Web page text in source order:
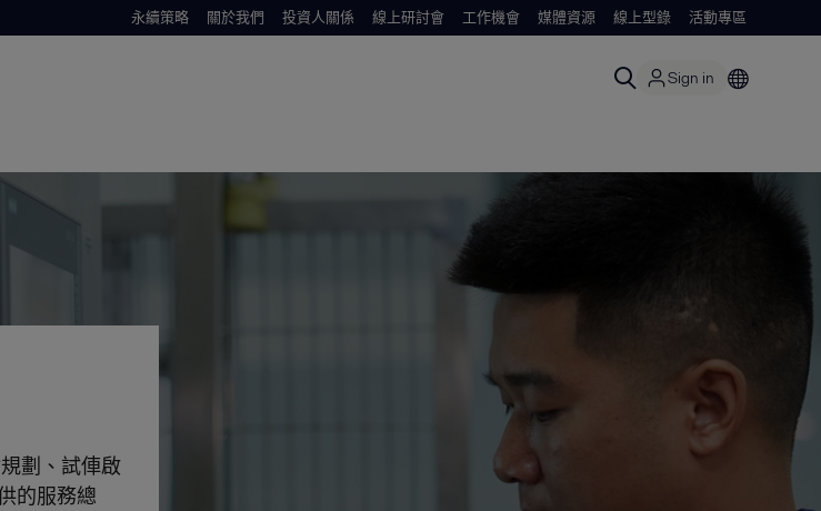
永續策略 關於我們 投資人關係 線上研討會 工作機會 媒體資源 線上型錄 活動專區
Sign in
劃、試俥啟
的服務總